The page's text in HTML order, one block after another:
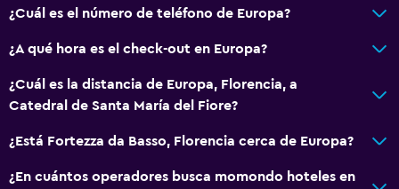
¿Cuál es el número de teléfono de Europa?
¿A qué hora es el check-out en Europa?
¿Cuál es la distancia de Europa, Florencia, a
Catedral de Santa María del Fiore?
¿Está Fortezza da Basso, Florencia cerca de Europa?
¿En cuántos operadores busca momondo hoteles en